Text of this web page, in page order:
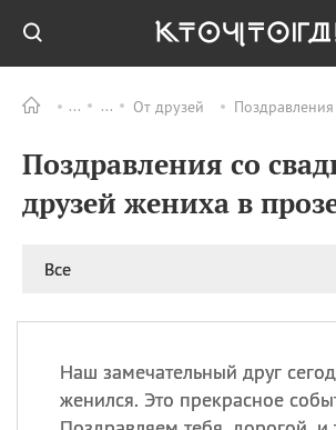
От друзей
Поздравления со
друзей жениха в
Все
Наш замечательный друг
женился. Это прекрасное
09.08 День
11.08 День
11.08
День